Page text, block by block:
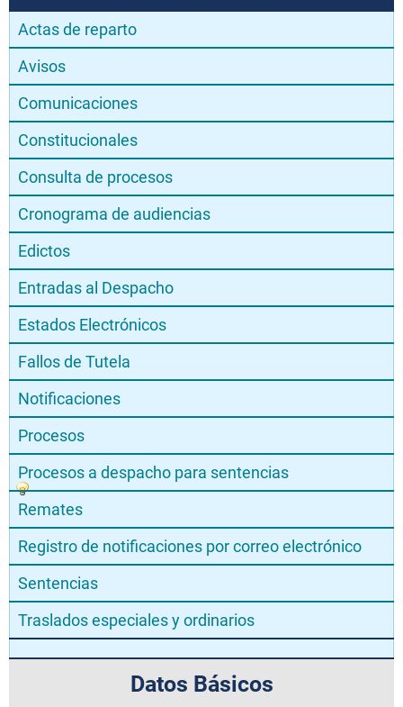
Actas de reparto
Avisos
Comunicaciones
Constitucionales
Consulta de procesos
Cronograma de audiencias
Edictos
Entradas al Despacho
Estados Electrónicos
Fallos de Tutela
Notificaciones
Procesos
Procesos a despacho para sentencias
Remates
Registro de notificaciones por correo electrónico
Sentencias
Traslados especiales y ordinarios
Datos Básicos